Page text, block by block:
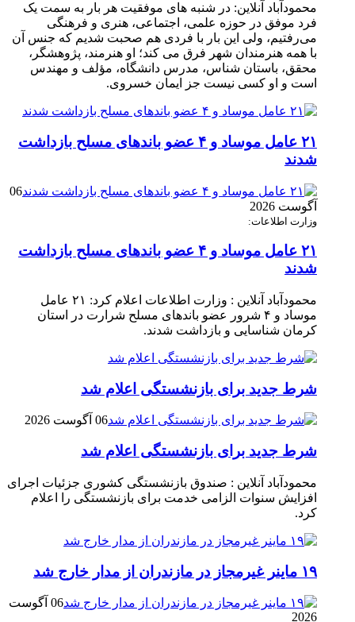
محمودآباد آنلاین: در شنبه های موفقیت هر بار به سمت یک
فرد موفق در حوزه علمی، اجتماعی، هنری و فرهنگی
می‌رفتیم، ولی این بار با فردی هم صحبت شدیم که جنس آن
با همه هنرمندان شهر فرق می کند؛ او هنرمند، پژوهشگر،
محقق، باستان شناس، مدرس دانشگاه، مؤلف و مهندس
است و او کسی نیست جز ایمان خسروی.
۲۱ عامل موساد و ۴ عضو باند‌های مسلح بازداشت
شدند
06
آگوست 2026
وزارت اطلاعات:
۲۱ عامل موساد و ۴ عضو باند‌های مسلح بازداشت
شدند
محمودآباد آنلاین : وزارت اطلاعات اعلام کرد: ۲۱ عامل
موساد و ۴ شرور عضو باند‌های مسلح شرارت در استان
کرمان شناسایی و بازداشت شدند.
شرط جدید برای بازنشستگی اعلام شد
06 آگوست 2026
شرط جدید برای بازنشستگی اعلام شد
محمودآباد آنلاین : صندوق بازنشستگی کشوری جزئیات اجرای
افزایش سنوات الزامی خدمت برای بازنشستگی را اعلام
کرد.
۱۹ ماینر غیرمجاز در مازندران از مدار خارج شد
06 آگوست
2026